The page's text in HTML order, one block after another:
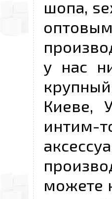
шопа,
у нас
Киеве,
можете